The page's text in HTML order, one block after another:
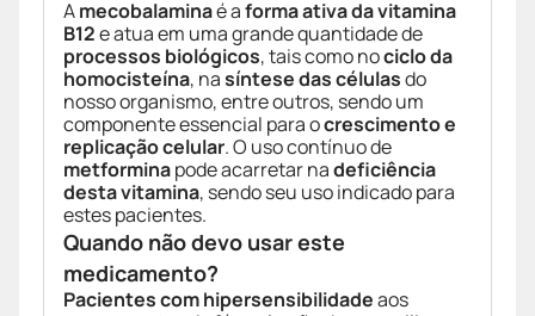
Amecobalaminaé aforma ativa da vitamina
B12e atua em uma grande quantidade de
processos biológicos, tais como nociclo da
homocisteína, nasíntese das célulasdo
nosso organismo, entre outros, sendo um
componente essencial para ocrescimento e
replicação celular. O uso contínuo de
metforminapode acarretar nadeficiência
desta vitamina, sendo seu uso indicado para
estes pacientes.
Quando não devo usar este
medicamento?
Pacientes com hipersensibilidadeaos